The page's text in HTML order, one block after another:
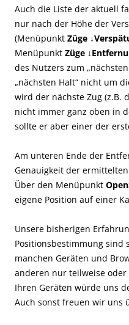
Auch die Liste der aktuell
nur nach der Höhe der
(Menüpunkt Züge
Menüpunkt Züge
des Nutzers zum
„nächsten Halt“ nicht um
wird der nächste Zug (z.B.
nicht immer ganz oben in
sollte er aber einer der
Am unteren Ende der
Genauigkeit der
Über den Menüpunkt
eigene Position auf einer
Unsere bisherigen
Positionsbestimmung sind
manchen Geräten und
anderen nur teilweise
Ihren Geräten würde uns
Auch sonst freuen wir uns